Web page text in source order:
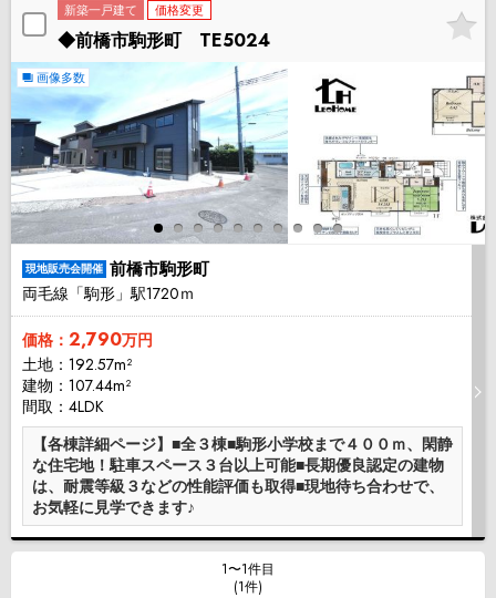
新築一戸建て 価格変更
◆前橋市駒形町 TE5024
画像多数
現地販売会開催 前橋市駒形町
両毛線「駒形」駅1720ｍ
価格： 2,790万円
土地：192.57m²
建物：107.44m²
間取：4LDK
【各棟詳細ページ】■全３棟■駒形小学校まで４００ｍ、閑静
な住宅地！駐車スペース３台以上可能■長期優良認定の建物
は、耐震等級３などの性能評価も取得■現地待ち合わせで、
お気軽に見学できます♪
1〜1件目
(1件)